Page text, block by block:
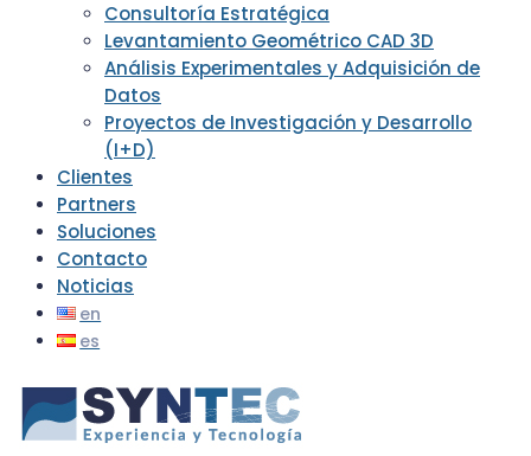
Consultoría Estratégica
Levantamiento Geométrico CAD 3D
Análisis Experimentales y Adquisición de
Datos
Proyectos de Investigación y Desarrollo
(I+D)
Clientes
Partners
Soluciones
Contacto
Noticias